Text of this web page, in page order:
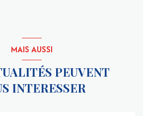
MAIS AUSSI
PEUVENT
INTERESSER